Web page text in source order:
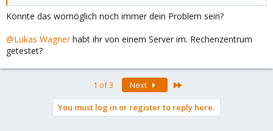
Könnte das womöglich noch immer dein Problem sein?
@Lukas Wagnerhabt ihr von einem Server im. Rechenzentrum
getestet?
1 of 3 Next
You must log in or register to reply here.